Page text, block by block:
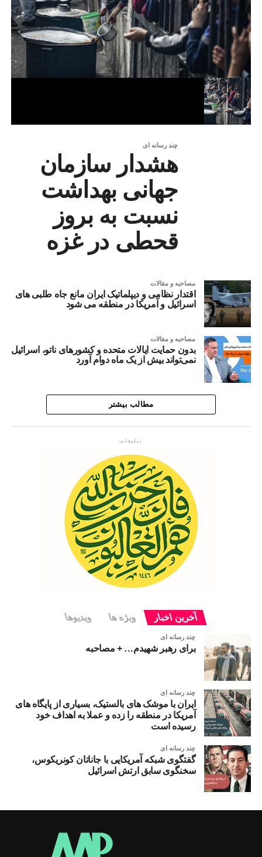
چند رسانه ای
هشدار سازمان
جهانی بهداشت
نسبت به بروز
قحطی در غزه
مصاحبه و مقالات
اقتدار نظامی و دیپلماتیک ایران مانع جاه طلبی های
اسرائیل و آمریکا در منطقه می شود
مصاحبه و مقالات
بدون حمایت ایالات متحده و کشورهای ناتو، اسرائیل
نمی‌تواند بیش از یک ماه دوام آورد
مطالب بیشتر
تبلیغات
آخرین اخبار ويژه ها ویدیوها
چند رسانه ای
برای رهبر شهیدم… + مصاحبه
چند رسانه ای
ایران با موشک های بالستیک، بسیاری از پایگاه های
آمریکا در منطقه را زده و عملا به اهداف خود
رسیده است
چند رسانه ای
گفتگوی شبکه آمریکایی با جاناتان کونریکوس،
سخنگوی سابق ارتش اسرائیل